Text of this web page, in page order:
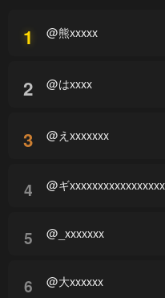
1 @熊xxxxx
2 @はxxxx
3 @えxxxxxxx
4 @ギ
5 @_xxxxxxx
6 @大xxxxxx